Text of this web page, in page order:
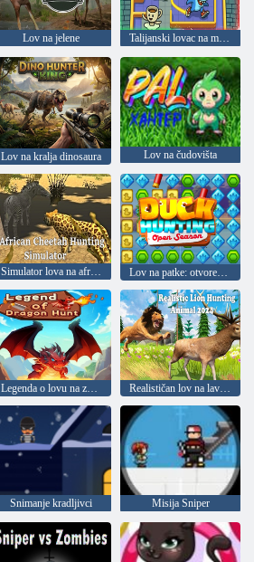
Lov na jelene Talijanski lovac na mozak ubojica
Lov na kralja dinosaura Lov na čudovišta
Simulator lova na afričke geparde Lov na patke: otvorena sezona
Legenda o lovu na zmaja Realističan lov na lavove 2024
Snimanje kradljivci Misija Sniper